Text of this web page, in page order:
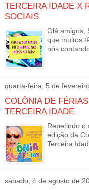
TERCEIRA IDADE X
SOCIAIS
Olá amigos,
que muitos
nós
quarta-feira, 5 de
COLÔNIA DE
TERCEIRA IDADE
Repetindo o
edição da
Terceira
sábado, 4 de agosto de